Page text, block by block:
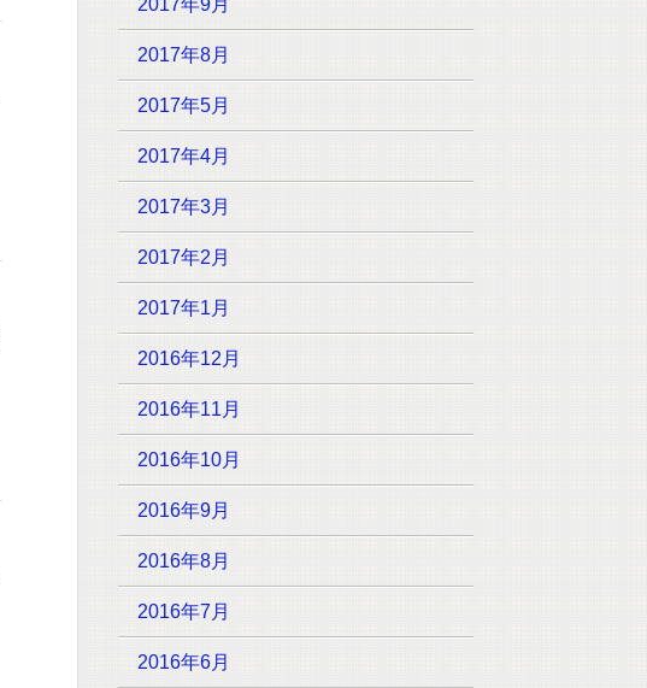
2017年8月
2017年5月
2017年4月
2017年3月
2017年2月
2017年1月
2016年12月
2016年11月
2016年10月
2016年9月
2016年8月
2016年7月
2016年6月